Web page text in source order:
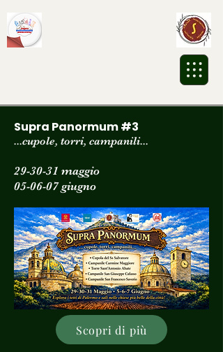
Supra Panormum #3
...cupole, torri, campanili...
29-30-31 maggio
05-06-07 giugno
Scopri di più